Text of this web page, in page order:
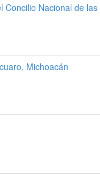
Concilio Nacional de las
Michoacán